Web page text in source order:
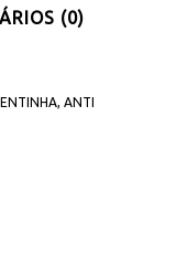
(0)
ANTI